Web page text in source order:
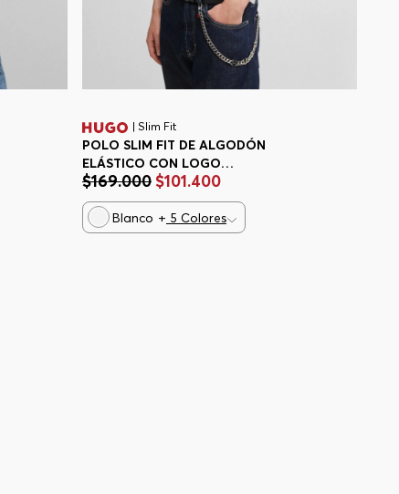
| Slim Fit
POLO SLIM FIT DE ALGODÓN
ELÁSTICO CON LOGO
ESTAMPADO HOMBRE
$169.000 $101.400
Blanco + 5 Colores